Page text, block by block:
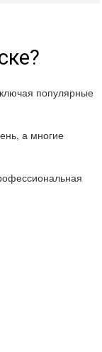
популярные
а многие